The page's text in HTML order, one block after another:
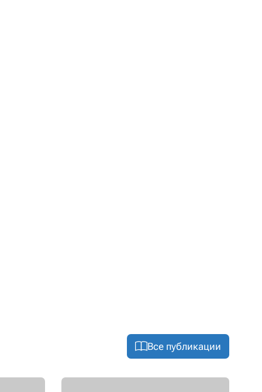
Все публикации